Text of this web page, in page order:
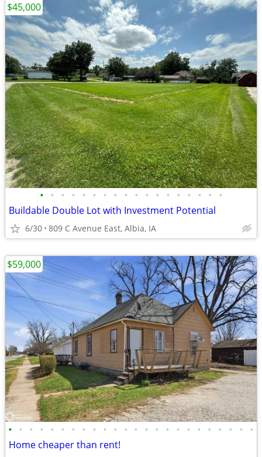
• • • • • • • • • • • • • • • • • •
Buildable Double Lot with Investment Potential
6/30 809 C Avenue East, Albia, IA
$45,000
• • • • • • • • • • • • • • • • • • • • • • • •
Home cheaper than rent!
$59,000